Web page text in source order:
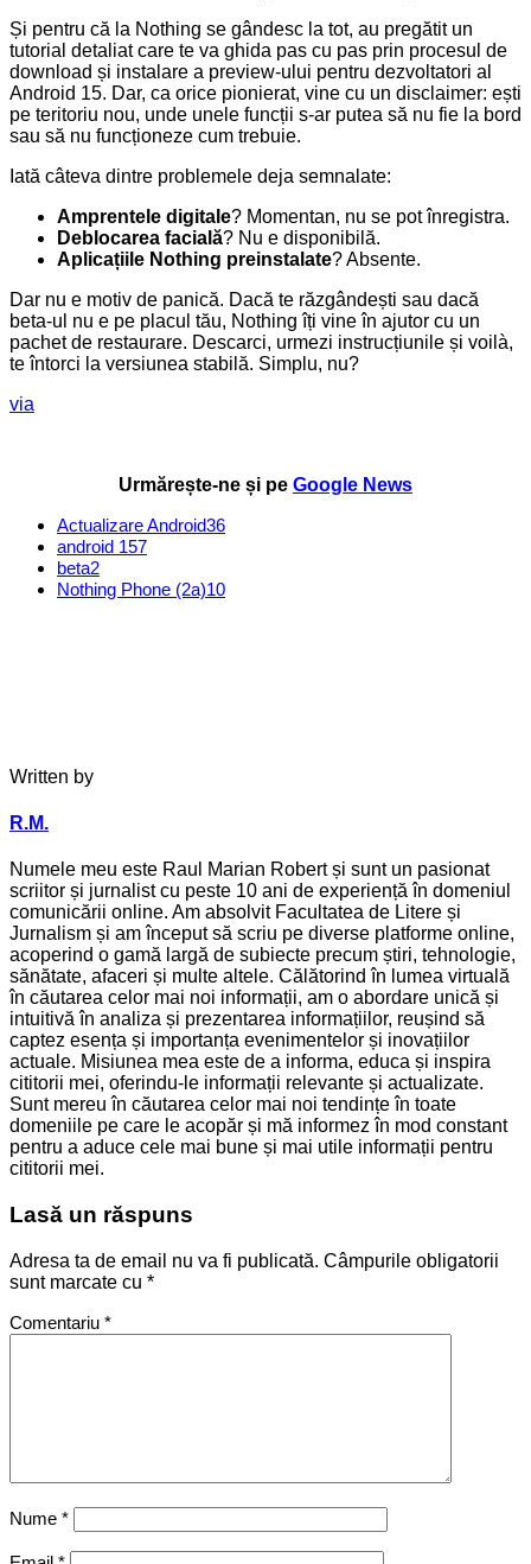
Și pentru că la Nothing se gândesc la tot, au pregătit un
tutorial detaliat care te va ghida pas cu pas prin procesul de
download și instalare a preview-ului pentru dezvoltatori al
Android 15. Dar, ca orice pionierat, vine cu un disclaimer: ești
pe teritoriu nou, unde unele funcții s-ar putea să nu fie la bord
sau să nu funcționeze cum trebuie.
Iată câteva dintre problemele deja semnalate:
Amprentele digitale? Momentan, nu se pot înregistra.
Deblocarea facială? Nu e disponibilă.
Aplicațiile Nothing preinstalate? Absente.
Dar nu e motiv de panică. Dacă te răzgândești sau dacă
beta-ul nu e pe placul tău, Nothing îți vine în ajutor cu un
pachet de restaurare. Descarci, urmezi instrucțiunile și voilà,
te întorci la versiunea stabilă. Simplu, nu?
via
Urmărește-ne și pe Google News
Actualizare Android36
android 157
beta2
Nothing Phone (2a)10
Written by
R.M.
Numele meu este Raul Marian Robert și sunt un pasionat
scriitor și jurnalist cu peste 10 ani de experiență în domeniul
comunicării online. Am absolvit Facultatea de Litere și
Jurnalism și am început să scriu pe diverse platforme online,
acoperind o gamă largă de subiecte precum știri, tehnologie,
sănătate, afaceri și multe altele. Călătorind în lumea virtuală
în căutarea celor mai noi informații, am o abordare unică și
intuitivă în analiza și prezentarea informațiilor, reușind să
captez esența și importanța evenimentelor și inovațiilor
actuale. Misiunea mea este de a informa, educa și inspira
cititorii mei, oferindu-le informații relevante și actualizate.
Sunt mereu în căutarea celor mai noi tendințe în toate
domeniile pe care le acopăr și mă informez în mod constant
pentru a aduce cele mai bune și mai utile informații pentru
cititorii mei.
Lasă un răspuns
Adresa ta de email nu va fi publicată. Câmpurile obligatorii
sunt marcate cu *
Comentariu *
Nume *